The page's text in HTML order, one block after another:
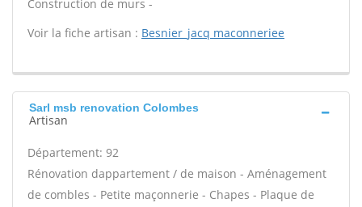
Construction de murs -
Voir la fiche artisan : Besnier_jacq maconneriee
Sarl msb renovation Colombes
Artisan
Département: 92
Rénovation dappartement / de maison - Aménagement
de combles - Petite maçonnerie - Chapes - Plaque de